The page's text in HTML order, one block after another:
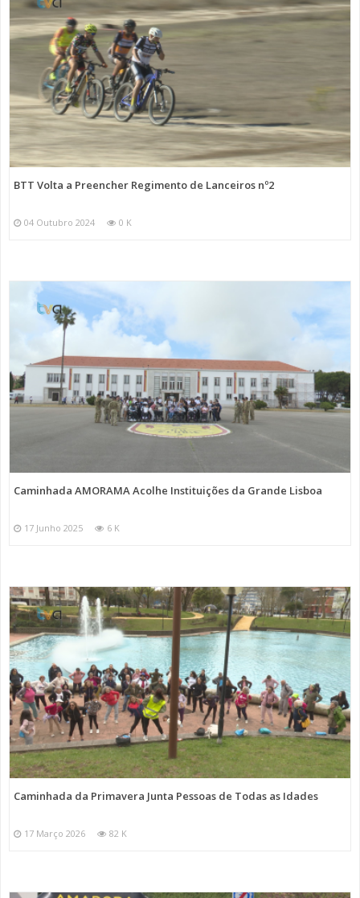
BTT Volta a Preencher Regimento de Lanceiros nº2
04 Outubro 2024 0 K
Caminhada AMORAMA Acolhe Instituições da Grande Lisboa
17 Junho 2025 6 K
Caminhada da Primavera Junta Pessoas de Todas as Idades
17 Março 2026 82 K